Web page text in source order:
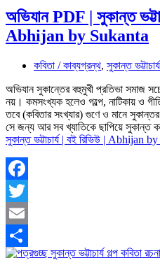
অভিযান PDF | সুকান্ত
Abhijan by Sukanta
কবিতা / কাব্যগ্রন্থ, সুকান্ত ভট্টাচার্য
অভিযান সুকান্তের বহুমুখী প্রতিভা সমাজ
নয়। কমসংখ্যক হলেও গল্পে, নাটিকায় ও
তবে (কবিতার সংখ্যার) গুণে ও মানে
সে জন্য আর সব খ্যাতিকে ছাপিয়ে সুকান্ত
সুকান্ত ভট্টাচার্য | বই রিভিউ | Abhijan
Facebook
Twitter
Email
Share